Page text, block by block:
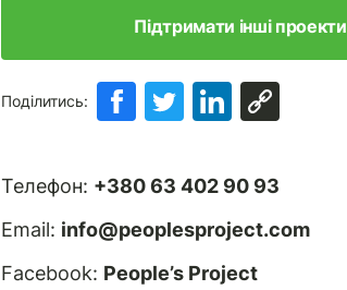
Підтримати інші проекти
Поділитись:
Телефон: +380 63 402 90 93
Email: info@peoplesproject.com
Facebook: People’s Project